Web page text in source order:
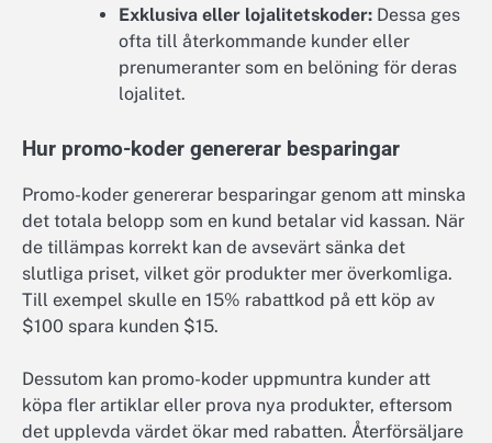
Exklusiva eller lojalitetskoder: Dessa ges
ofta till återkommande kunder eller
prenumeranter som en belöning för deras
lojalitet.
Hur promo-koder genererar besparingar
Promo-koder genererar besparingar genom att minska
det totala belopp som en kund betalar vid kassan. När
de tillämpas korrekt kan de avsevärt sänka det
slutliga priset, vilket gör produkter mer överkomliga.
Till exempel skulle en 15% rabattkod på ett köp av
$100 spara kunden $15.
Dessutom kan promo-koder uppmuntra kunder att
köpa fler artiklar eller prova nya produkter, eftersom
det upplevda värdet ökar med rabatten. Återförsäljare